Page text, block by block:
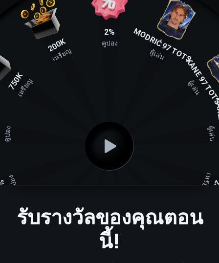
2%
คูปอง MODRIĆ 97 TOTS
ผู้เล่น
KANE 97
ผู้เล่น
ผู้เล่น
เหรียญ
เหรียญ
เหรียญ
คูปอง
คูปอง
750Kเหรียญ
200K
เหรียญ
รับรางวัลของคุณตอน
นี้!